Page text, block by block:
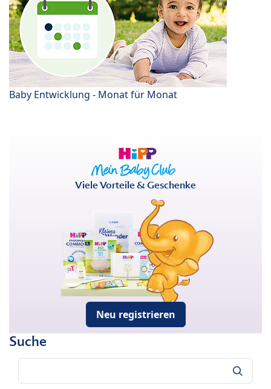
Baby Entwicklung - Monat für Monat
Viele Vorteile & Geschenke
Neu registrieren
Suche